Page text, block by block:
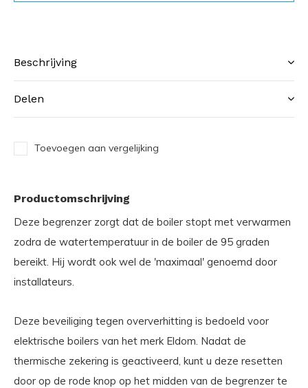
Beschrijving
Delen
Toevoegen aan vergelijking
Productomschrijving
Deze begrenzer zorgt dat de boiler stopt met verwarmen
zodra de watertemperatuur in de boiler de 95 graden
bereikt. Hij wordt ook wel de 'maximaal' genoemd door
installateurs.
Deze beveiliging tegen oververhitting is bedoeld voor
elektrische boilers van het merk Eldom. Nadat de
thermische zekering is geactiveerd, kunt u deze resetten
door op de rode knop op het midden van de begrenzer te